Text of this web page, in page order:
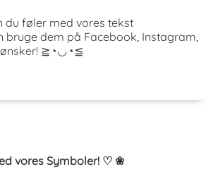
du føler med vores tekst
bruge dem på Facebook, Instagram,
ønsker! ≧◔◡◔≦
vores Symboler! ♡ ❀